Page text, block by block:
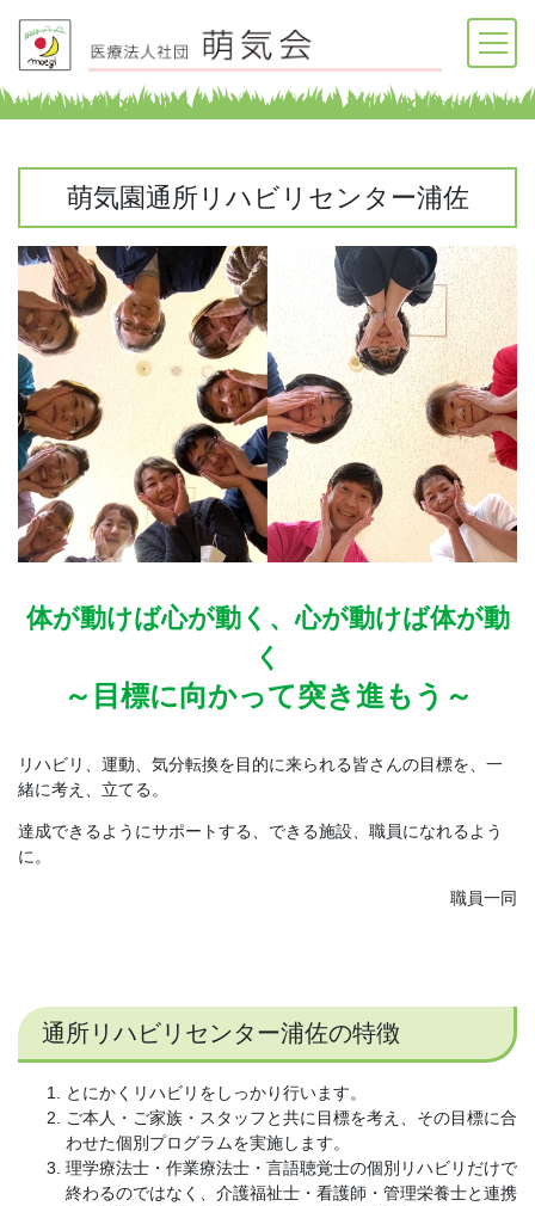
萌気園通所リハビリセンター浦佐
体が動けば心が動く、心が動けば体が動
く
～目標に向かって突き進もう～
リハビリ、運動、気分転換を目的に来られる皆さんの目標を、一
緒に考え、立てる。
達成できるようにサポートする、できる施設、職員になれるよう
に。
職員一同
通所リハビリセンター浦佐の特徴
とにかくリハビリをしっかり行います。
ご本人・ご家族・スタッフと共に目標を考え、その目標に合
わせた個別プログラムを実施します。
理学療法士・作業療法士・言語聴覚士の個別リハビリだけで
終わるのではなく、介護福祉士・看護師・管理栄養士と連携